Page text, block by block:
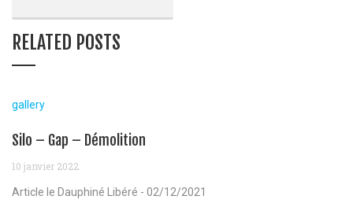
RELATED POSTS
gallery
Silo – Gap – Démolition
10 janvier 2022
Article le Dauphiné Libéré - 02/12/2021